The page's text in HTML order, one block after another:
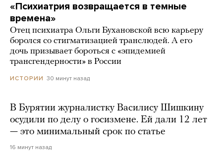
«Психиатрия возвращается в темные
времена»
Отец психиатра Ольги Бухановской всю карьеру
боролся со стигматизацией транслюдей. А его
дочь призывает бороться с «эпидемией
трансгендерности» в России
ИСТОРИИ 30 минут назад
В Бурятии журналистку Василису Шишкину
осудили по делу о госизмене. Ей дали 12 лет
— это минимальный срок по статье
16 минут назад